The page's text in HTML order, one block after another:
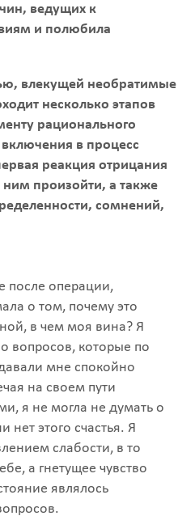
ведущих к
и полюбила
влекущей необратимые
несколько этапов
рационального
в процесс
реакция отрицания
ним произойти, а также
сомнений,
после операции,
о том, почему это
в чем моя вина? Я
вопросов, которые по
мне спокойно
на своем пути
я не могла не думать о
этого счастья. Я
слабости, в то
а гнетущее чувство
являлось